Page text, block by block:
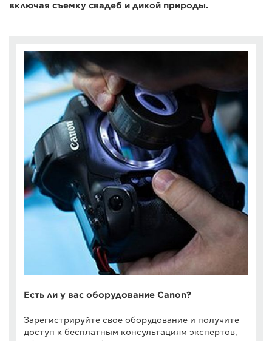
включая съемку свадеб и дикой природы.
Есть ли у вас оборудование Canon?
Зарегистрируйте свое оборудование и получите
доступ к бесплатным консультациям экспертов,